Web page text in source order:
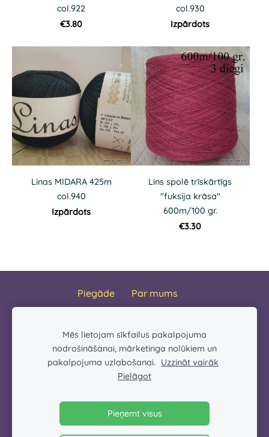
col.922
€3.80
col.930
Izpārdots
Linas MIDARA 425m
col.940
Izpārdots
Lins spolē trīskārtīgs
"fuksija krāsa"
600m/100 gr.
€3.30
Piegāde
Par mums
Distances līgums
Sazinies ar mums Sīkdatnes
Mājas lapas saturs ir IK AB HAUS īpašums, kura
pārpublicēšana, reproducēšana, nodošana vai
glabāšana ir aizliegta.
Mēs lietojam sīkfailus pakalpojuma
nodrošināšanai, mārketinga nolūkiem un
pakalpojuma uzlabošanai.
Uzzināt vairāk
Pielāgot
Pieņemt visus